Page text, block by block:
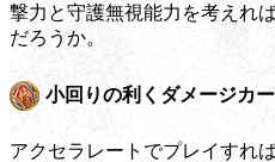
撃力と守護無視能力を考えれ
だろうか。
小回りの利くダメージカ
アクセラレートでプレイすれ